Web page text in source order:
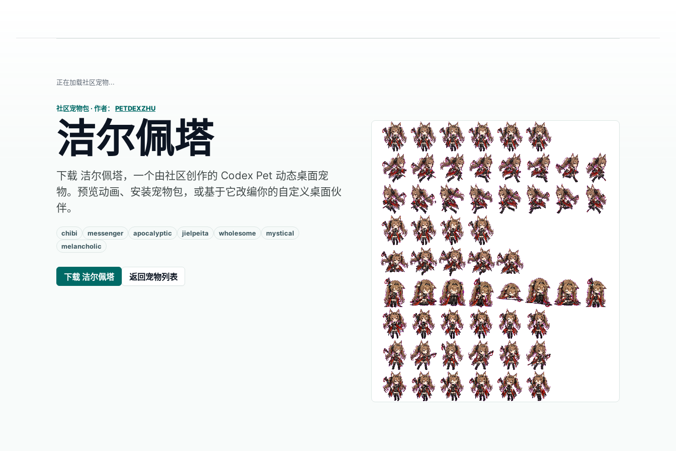
正在加载社区宠物...
社区宠物包 · 作者： PETDEXZHU
洁尔佩塔
下载 洁尔佩塔，一个由社区创作的 Codex Pet 动态桌面宠
物。预览动画、安装宠物包，或基于它改编你的自定义桌面伙
伴。
chibi messenger apocalyptic jielpeita wholesome
mystical
melancholic
下载 洁尔佩塔 返回宠物列表